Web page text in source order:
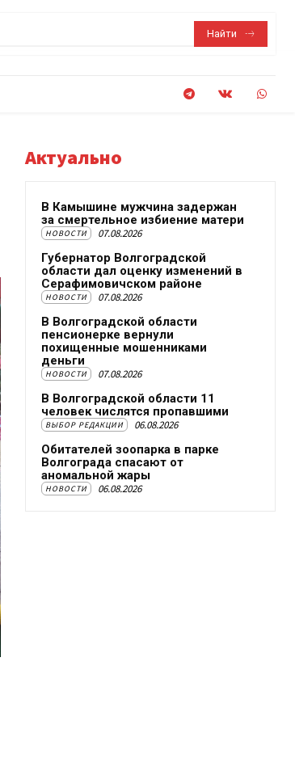
Найти
Актуально
В Камышине мужчина задержан
за смертельное избиение матери
НОВОСТИ 07.08.2026
Губернатор Волгоградской
области дал оценку изменений в
Серафимовичском районе
НОВОСТИ 07.08.2026
В Волгоградской области
пенсионерке вернули
похищенные мошенниками
деньги
НОВОСТИ 07.08.2026
В Волгоградской области 11
человек числятся пропавшими
ВЫБОР РЕДАКЦИИ 06.08.2026
Обитателей зоопарка в парке
Волгограда спасают от
аномальной жары
НОВОСТИ 06.08.2026